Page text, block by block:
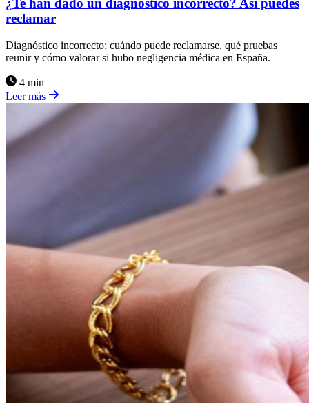
¿Te han dado un diagnóstico incorrecto? Así puedes
reclamar
Diagnóstico incorrecto: cuándo puede reclamarse, qué pruebas
reunir y cómo valorar si hubo negligencia médica en España.
4 min
Leer más